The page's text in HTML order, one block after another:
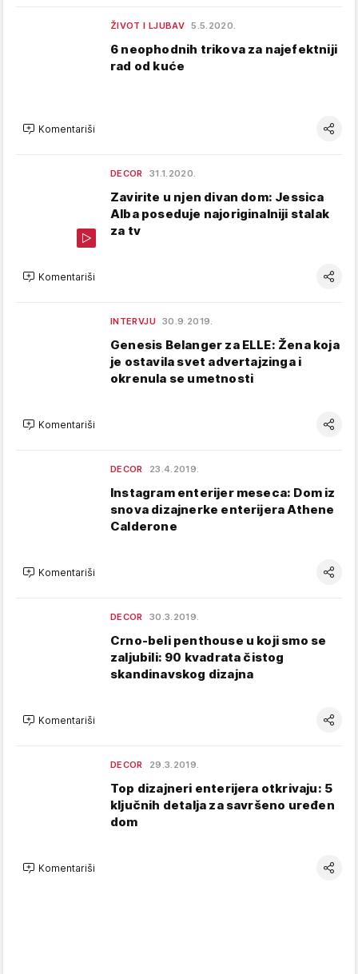
ŽIVOT I LJUBAV 5.5.2020.
6 neophodnih trikova za najefektniji
rad od kuće
Komentariši
DECOR 31.1.2020.
Zavirite u njen divan dom: Jessica
Alba poseduje najoriginalniji stalak
za tv
Komentariši
INTERVJU 30.9.2019.
Genesis Belanger za ELLE: Žena koja
je ostavila svet advertajzinga i
okrenula se umetnosti
Komentariši
DECOR 23.4.2019.
Instagram enterijer meseca: Dom iz
snova dizajnerke enterijera Athene
Calderone
Komentariši
DECOR 30.3.2019.
Crno-beli penthouse u koji smo se
zaljubili: 90 kvadrata čistog
skandinavskog dizajna
Komentariši
DECOR 29.3.2019.
Top dizajneri enterijera otkrivaju: 5
ključnih detalja za savršeno uređen
dom
Komentariši